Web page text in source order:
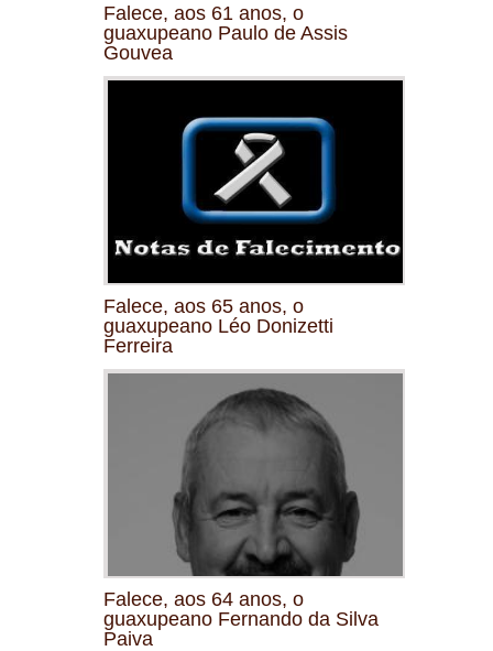
Falece, aos 61 anos, o
guaxupeano Paulo de Assis
Gouvea
Falece, aos 65 anos, o
guaxupeano Léo Donizetti
Ferreira
Falece, aos 64 anos, o
guaxupeano Fernando da Silva
Paiva